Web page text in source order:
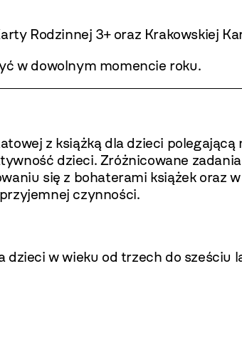
Rodzinnej 3+ oraz Krakowskiej
w dowolnym momencie roku.
z książką dla dzieci
dzieci. Zróżnicowane
się z bohaterami książek oraz
czynności.
dzieci w wieku od trzech do sześciu